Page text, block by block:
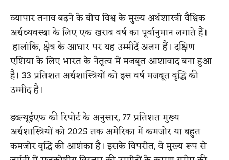
व्यापार तनाव बढ़ने के बीच विश्व के मुख्य अर्थशास्त्री वैश्विक
अर्थव्यवस्था के लिए एक खराब वर्ष का पूर्वानुमान लगाते हैं।
हालांकि, क्षेत्र के आधार पर यह उम्मीदें अलग हैं। दक्षिण
एशिया के लिए भारत के नेतृत्व में मजबूत आशावाद बना हुआ
है। 33 प्रतिशत अर्थशास्त्रियों को इस वर्ष मजबूत वृद्धि की
उम्मीद है।
डब्ल्यूईएफ की रिपोर्ट के अनुसार, 77 प्रतिशत मुख्य
अर्थशास्त्रियों को 2025 तक अमेरिका में कमजोर या बहुत
कमजोर वृद्धि की आशंका है। इसके विपरीत, वे मुख्य रूप से